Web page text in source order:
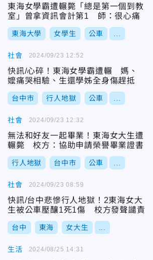
東海女學霸遭輾斃「總是第一個到教
室」曾拿資訊會計第1 師：很心痛
東海大學 女學生 公車
社會
快訊/心碎！東海女學霸遭輾 媽、
嬤痛哭相驗、生還學姊全身傷趕抵
台中市 行人地獄 公車
2024/09/23 12:52
社會
無法和好友一起畢業！東海女大生遭
輾斃 校方：協助申請榮譽畢業證書
行人地獄 台中市 公車
2024/09/23 12:32
社會
快訊/台中悲慘行人地獄！2東海女大
生被公車壓釀1死1傷 校方發聲譴責
台中 東海 女大生
2024/09/23 08:59
生活 2024/08/25 14:31